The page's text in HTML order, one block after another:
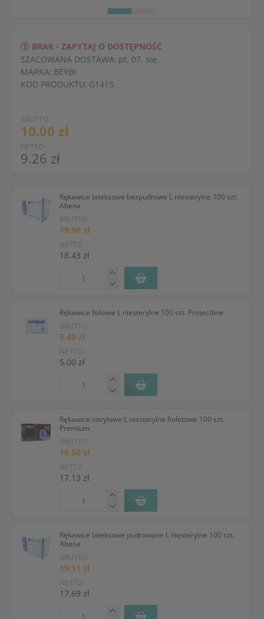
BRUTTO
10.00 zł
NETTO
9.26 zł
BRAK - ZAPYTAJ O DOSTĘPNOŚĆ
SZACOWANA DOSTAWA: pt. 07. sie.
MARKA: BEYBI
KOD PRODUKTU: G1415
Rękawice lateksowe bezpudrowe L niesterylne 100 szt.
Abena
BRUTTO
19.90 zł
NETTO
18.43 zł
Rękawice foliowe L niesterylne 100 szt. Protectline
BRUTTO
5.40 zł
NETTO
5.00 zł
Rękawice nitrylowe L niesterylne fioletowe 100 szt.
Premium
BRUTTO
18.50 zł
NETTO
17.13 zł
Rękawice lateksowe pudrowane L niesterylne 100 szt.
Abena
BRUTTO
19.11 zł
NETTO
17.69 zł